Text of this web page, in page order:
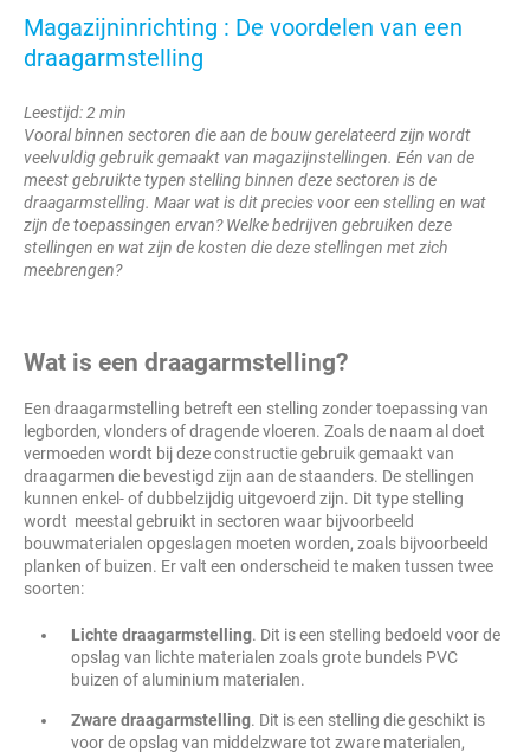
Magazijninrichting : De voordelen van een
draagarmstelling
Leestijd: 2 min
Vooral binnen sectoren die aan de bouw gerelateerd zijn wordt
veelvuldig gebruik gemaakt van magazijnstellingen. Eén van de
meest gebruikte typen stelling binnen deze sectoren is de
draagarmstelling. Maar wat is dit precies voor een stelling en wat
zijn de toepassingen ervan? Welke bedrijven gebruiken deze
stellingen en wat zijn de kosten die deze stellingen met zich
meebrengen?
Wat is een draagarmstelling?
Een draagarmstelling betreft een stelling zonder toepassing van
legborden, vlonders of dragende vloeren. Zoals de naam al doet
vermoeden wordt bij deze constructie gebruik gemaakt van
draagarmen die bevestigd zijn aan de staanders. De stellingen
kunnen enkel- of dubbelzijdig uitgevoerd zijn. Dit type stelling
wordt meestal gebruikt in sectoren waar bijvoorbeeld
bouwmaterialen opgeslagen moeten worden, zoals bijvoorbeeld
planken of buizen. Er valt een onderscheid te maken tussen twee
soorten:
Lichte draagarmstelling. Dit is een stelling bedoeld voor de
opslag van lichte materialen zoals grote bundels PVC
buizen of aluminium materialen.
Zware draagarmstelling. Dit is een stelling die geschikt is
voor de opslag van middelzware tot zware materialen,